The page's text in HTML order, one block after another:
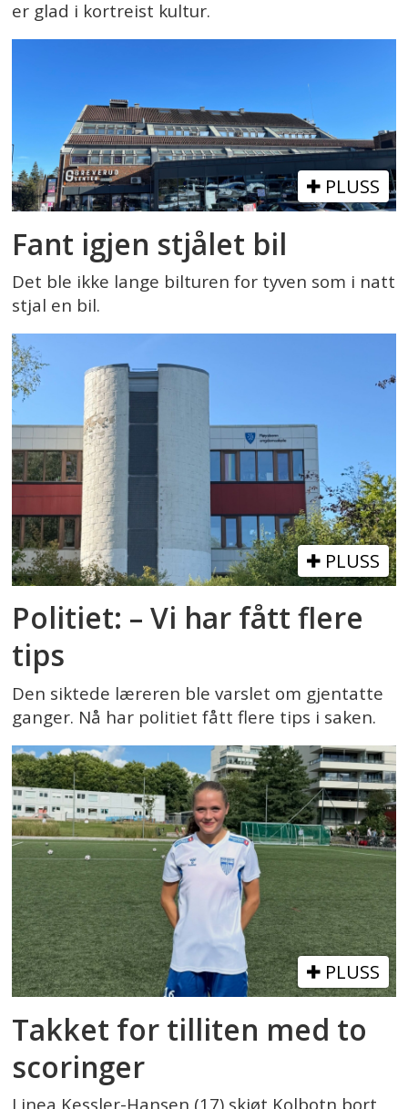
er glad i kortreist kultur.
PLUSS
Fant igjen stjålet bil
Det ble ikke lange bilturen for tyven som i natt
stjal en bil.
PLUSS
Politiet: – Vi har fått flere
tips
Den siktede læreren ble varslet om gjentatte
ganger. Nå har politiet fått flere tips i saken.
PLUSS
Takket for tilliten med to
scoringer